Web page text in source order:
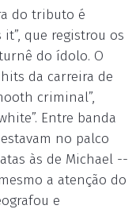
do tributo é
que registrou os
do ídolo. O
da carreira de
criminal”,
Entre banda
no palco
às de Michael --
a atenção do
e